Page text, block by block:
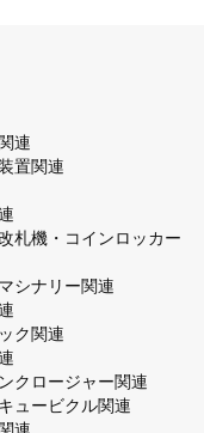
連
置関連
札機・コインロッカー
シナリー関連
ク関連
クロージャー関連
ュービクル関連